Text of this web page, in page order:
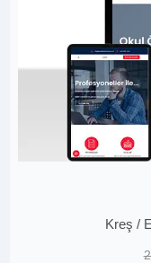
Kreş /